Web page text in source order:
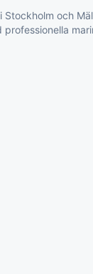
Stockholm och
professionella